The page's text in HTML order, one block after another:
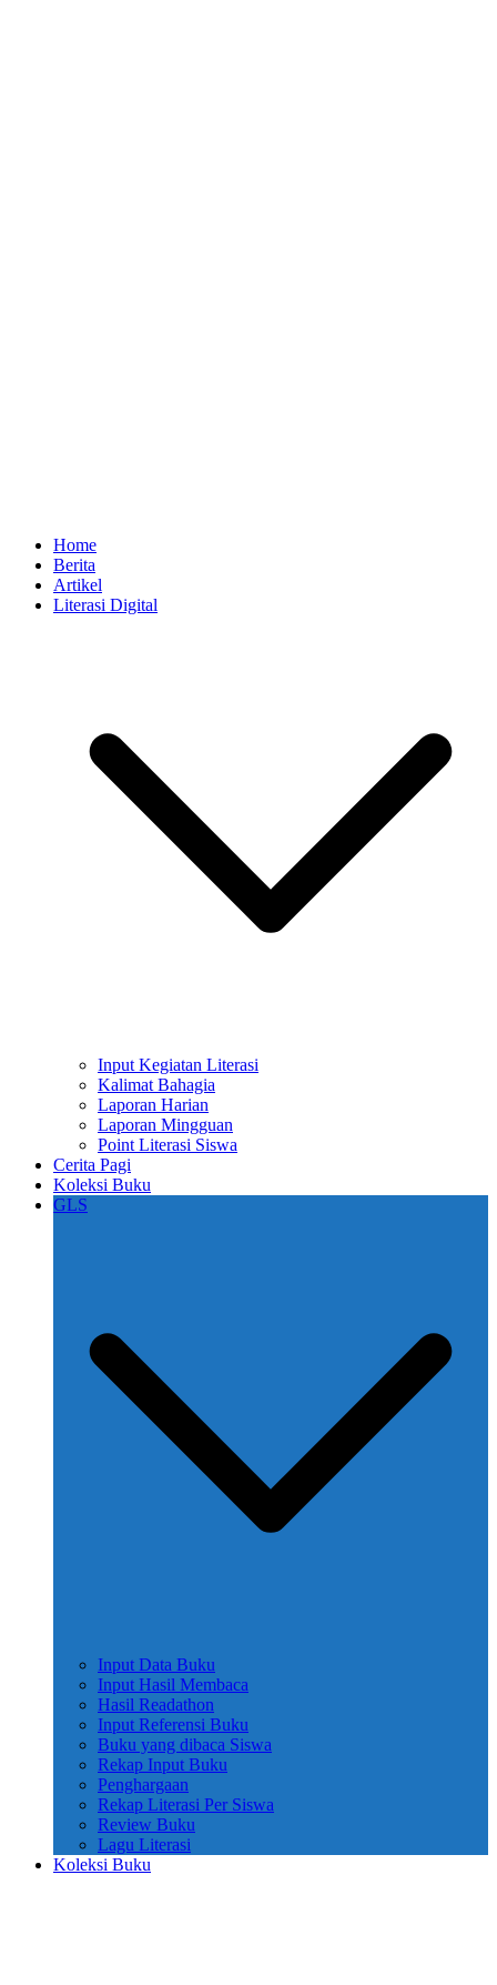
Home
Berita
Artikel
Literasi Digital
Input Kegiatan Literasi
Kalimat Bahagia
Laporan Harian
Laporan Mingguan
Point Literasi Siswa
Cerita Pagi
Koleksi Buku
GLS
Input Data Buku
Input Hasil Membaca
Hasil Readathon
Input Referensi Buku
Buku yang dibaca Siswa
Rekap Input Buku
Penghargaan
Rekap Literasi Per Siswa
Review Buku
Lagu Literasi
Koleksi Buku